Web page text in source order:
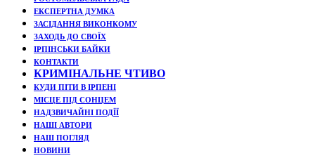
ЕКСПЕРТНА ДУМКА
ЗАСІДАННЯ ВИКОНКОМУ
ЗАХОДЬ ДО СВОЇХ
ІРПІНСЬКИ БАЙКИ
КОНТАКТИ
КРИМІНАЛЬНЕ ЧТИВО
КУДИ ПІТИ В ІРПЕНІ
МІСЦЕ ПІД СОНЦЕМ
НАДЗВИЧАЙНІ ПОДЇЇ
НАШІ АВТОРИ
НАШ ПОГЛЯД
НОВИНИ